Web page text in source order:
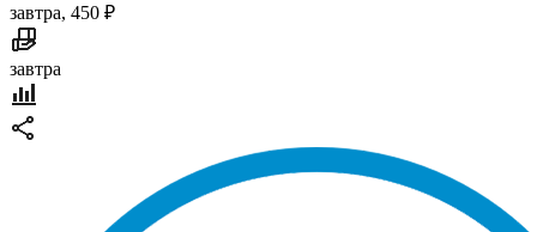
завтра, 450 ₽
завтра